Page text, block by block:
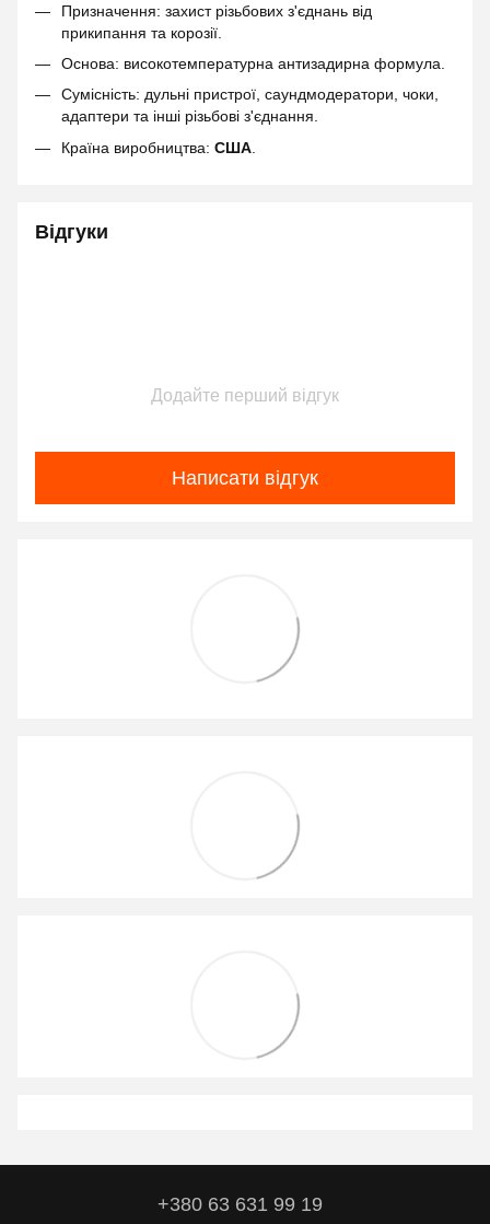
Призначення: захист різьбових з'єднань від
прикипання та корозії.
Основа: високотемпературна антизадирна формула.
Сумісність: дульні пристрої, саундмодератори, чоки,
адаптери та інші різьбові з'єднання.
Країна виробництва: США
Відгуки
Додайте перший відгук
Написати відгук
+380 63 631 99 19